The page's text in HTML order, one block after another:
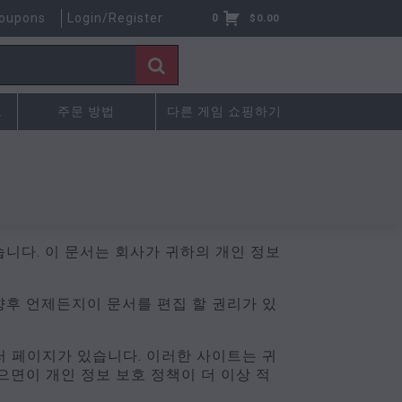
Login/Register 0 $ 0.00
주문 방법 다른 게임 쇼핑하기
다. 이 문서는 회사가 귀하의 개인 정보
언제든지이 문서를 편집 할 권리가 있
이지가 있습니다. 이러한 사이트는 귀
면이 개인 정보 보호 정책이 더 이상 적